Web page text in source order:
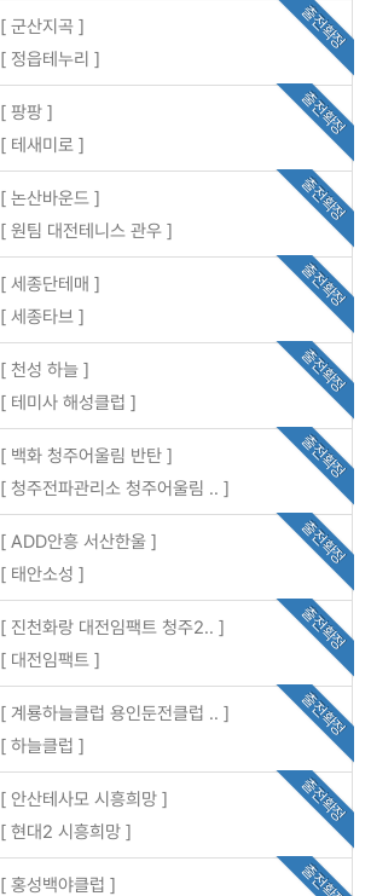
출전확정
[ 군산지곡 ]
[ 정읍테누리 ]
출전확정
[ 팡팡 ]
[ 테새미로 ]
출전확정
[ 논산바운드 ]
[ 원팀 대전테니스 관우 ]
출전확정
[ 세종단테매 ]
[ 세종타브 ]
출전확정
[ 천성 하늘 ]
[ 테미사 해성클럽 ]
출전확정
[ 백화 청주어울림 반탄 ]
[ 청주전파관리소 청주어울림 .. ]
출전확정
[ ADD안흥 서산한울 ]
[ 태안소성 ]
출전확정
[ 진천화랑 대전임팩트 청주2.. ]
[ 대전임팩트 ]
출전확정
[ 계룡하늘클럽 용인둔전클럽 .. ]
[ 하늘클럽 ]
출전확정
[ 안산테사모 시흥희망 ]
[ 현대2 시흥희망 ]
출전확정
[ 홍성백야클럽 ]